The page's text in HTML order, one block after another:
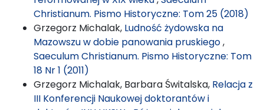
Christianum. Pismo Historyczne: Tom 25 (2018)
Grzegorz Michalak, Ludność żydowska na
Mazowszu w dobie panowania pruskiego,
Saeculum Christianum. Pismo Historyczne: Tom
18 Nr 1 (2011)
Grzegorz Michalak, Barbara Świtalska, Relacja z
III Konferencji Naukowej doktorantów i